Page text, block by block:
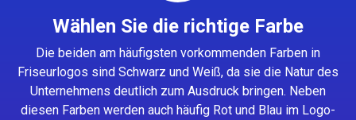
Wählen Sie die richtige Farbe
Die beiden am häufigsten vorkommenden Farben in
Friseurlogos sind Schwarz und Weiß, da sie die Natur des
Unternehmens deutlich zum Ausdruck bringen. Neben
diesen Farben werden auch häufig Rot und Blau im Logo-